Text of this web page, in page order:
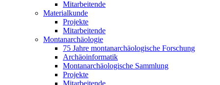
Mitarbeitende
Materialkunde
Projekte
Mitarbeitende
Montanarchäologie
75 Jahre montanarchäologische Forschung
Archäoinformatik
Montanarchäologische Sammlung
Projekte
Mitarbeitende